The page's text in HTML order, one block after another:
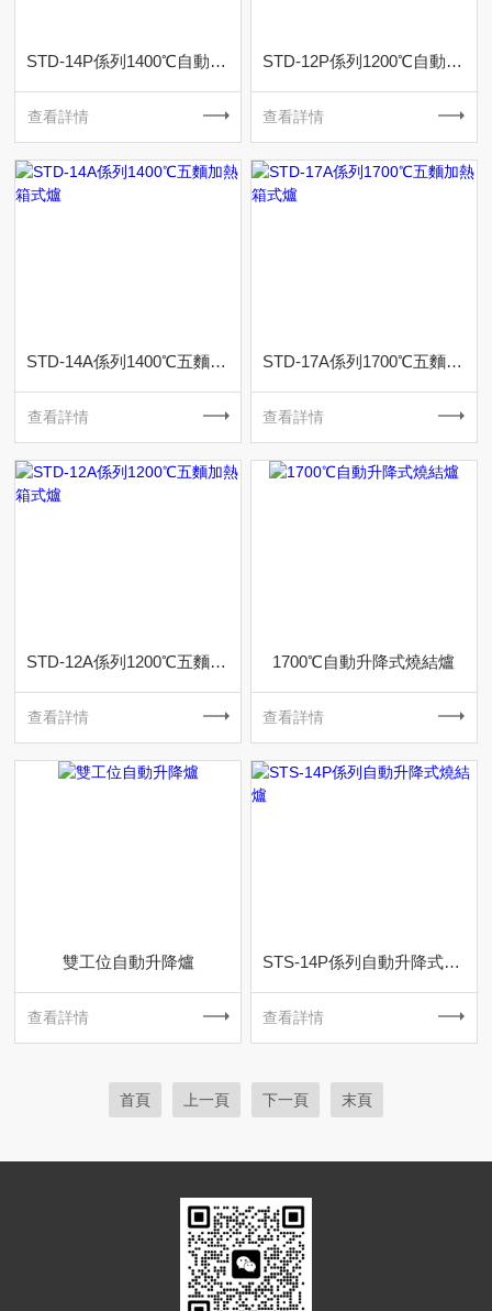
STD-14P係列1400℃自動門箱式爐
查看詳情
STD-12P係列1200℃自動門箱式爐
查看詳情
STD-14A係列1400℃五麵加熱箱式爐
查看詳情
STD-17A係列1700℃五麵加熱箱式爐
查看詳情
STD-12A係列1200℃五麵加熱箱式爐
查看詳情
1700℃自動升降式燒結爐
查看詳情
雙工位自動升降爐
查看詳情
STS-14P係列自動升降式燒結爐
查看詳情
首頁 上一頁 下一頁 末頁